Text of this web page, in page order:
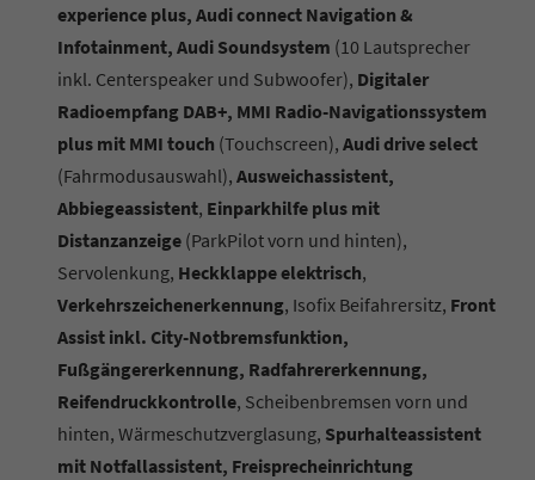
experience plus, Audi connect Navigation &
Infotainment, Audi Soundsystem (10 Lautsprecher
inkl. Centerspeaker und Subwoofer), Digitaler
Radioempfang DAB+, MMI Radio-Navigationssystem
plus mit MMI touch (Touchscreen), Audi drive select
(Fahrmodusauswahl), Ausweichassistent,
Abbiegeassistent, Einparkhilfe plus mit
Distanzanzeige (ParkPilot vorn und hinten),
Servolenkung, Heckklappe elektrisch,
Verkehrszeichenerkennung, Isofix Beifahrersitz, Front
Assist inkl. City-Notbremsfunktion,
Fußgängererkennung, Radfahrererkennung,
Reifendruckkontrolle, Scheibenbremsen vorn und
hinten, Wärmeschutzverglasung, Spurhalteassistent
mit Notfallassistent, Freisprecheinrichtung